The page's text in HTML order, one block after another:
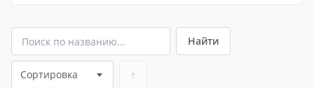
Найти
Сортировка ↑